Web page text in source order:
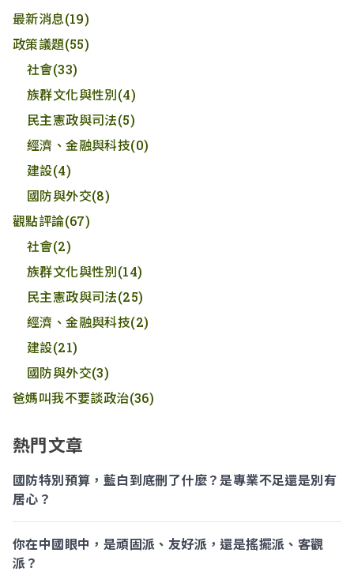
最新消息(19)
政策議題(55)
社會(33)
族群文化與性別(4)
民主憲政與司法(5)
經濟、金融與科技(0)
建設(4)
國防與外交(8)
觀點評論(67)
社會(2)
族群文化與性別(14)
民主憲政與司法(25)
經濟、金融與科技(2)
建設(21)
國防與外交(3)
爸媽叫我不要談政治(36)
熱門文章
國防特別預算，藍白到底刪了什麼？是專業不足還是別有
居心？
你在中國眼中，是頑固派、友好派，還是搖擺派、客觀
派？